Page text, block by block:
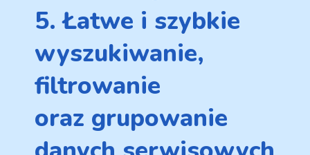
5. Łatwe i szybkie
wyszukiwanie,
filtrowanie
oraz grupowanie